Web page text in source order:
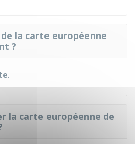
la carte européenne
?
.
la carte européenne de